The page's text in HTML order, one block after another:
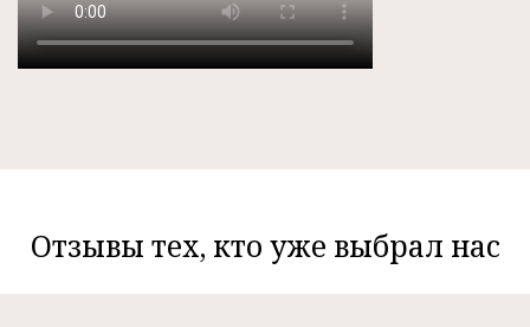
Отзывы тех, кто уже выбрал нас